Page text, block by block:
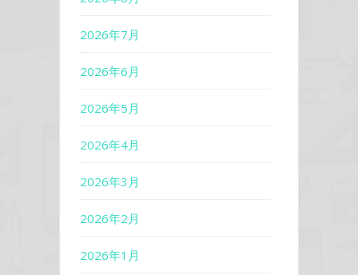
2026年7月
2026年6月
2026年5月
2026年4月
2026年3月
2026年2月
2026年1月